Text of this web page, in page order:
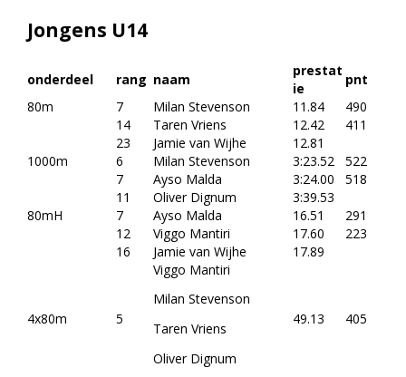
Jongens U14
onderdeel rang naam
prestat
ie
pnt
80m
7 Milan Stevenson 11.84
490
14
Taren Vriens 12.42
411
23
Jamie van Wijhe
12.81
1000m
6 Milan Stevenson 3:23.52
522
7
Ayso Malda 3:24.00
518
11
Oliver Dignum
3:39.53
80mH
7 Ayso Malda 16.51
291
12
Viggo Mantiri 17.60
223
16
Jamie van Wijhe 17.89
4x80m 5
Viggo Mantiri
Milan Stevenson
Taren Vriens
Oliver Dignum
49.13 405